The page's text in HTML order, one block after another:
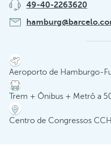
49-40-2263620
Aeroporto de Hamburgo-
Trem + Ônibus + Metrô a
Centro de Congressos